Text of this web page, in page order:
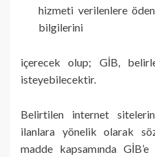
hizmeti verilenlere
bilgilerini
içerecek olup; GİB,
isteyebilecektir.
Belirtilen internet
ilanlara yönelik olarak
madde kapsamında